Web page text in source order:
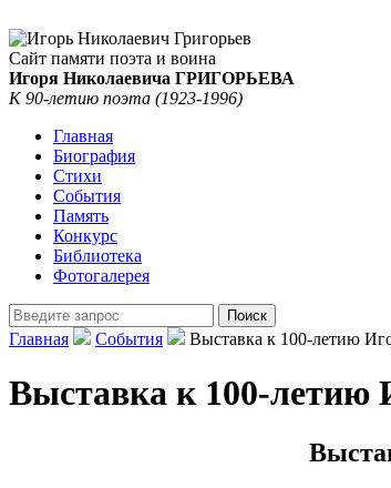
Сайт памяти поэта и воина
Игоря Николаевича ГРИГОРЬЕВА
К 90-летию поэта (1923-1996)
Главная
Биография
Стихи
События
Память
Конкурс
Библиотека
Фотогалерея
Главная События Выставка к 100-летию
Выставка к 100-летию